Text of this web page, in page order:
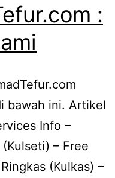
:
bawah ini. Artikel
Info –
– Free
(Kulkas) –